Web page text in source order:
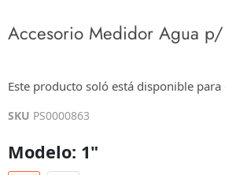
Accesorio Medidor Agua
$0.00
Este producto soló está disponible para
SKU PS0000863
Modelo: 1"